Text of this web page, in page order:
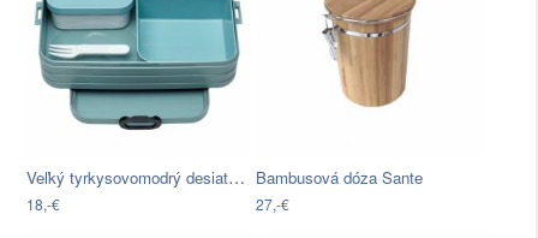
Veľký tyrkysovomodrý desiatový set…
18,-€
Bambusová dóza Sante
27,-€